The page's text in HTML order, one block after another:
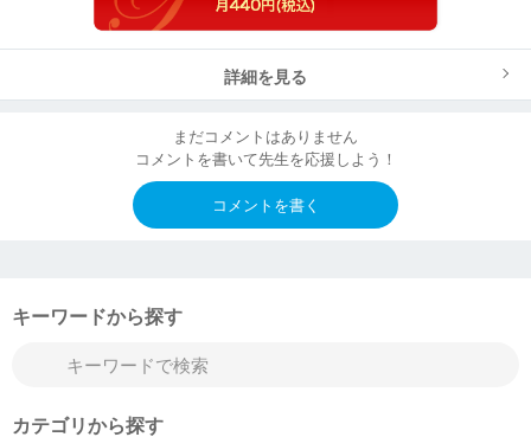
詳細を見る
まだコメントはありません
コメントを書いて先生を応援しよう！
コメントを書く
キーワードから探す
カテゴリから探す